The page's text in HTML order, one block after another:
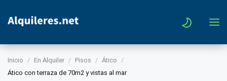
Inicio En Alquiler Pisos
Ático
Ático con terraza de 70m2 y vistas al mar